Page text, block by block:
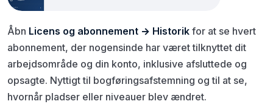
Åbn Licens og abonnement → Historik for at se hvert
abonnement, der nogensinde har været tilknyttet dit
arbejdsområde og din konto, inklusive afsluttede og
opsagte. Nyttigt til bogføringsafstemning og til at se,
hvornår pladser eller niveauer blev ændret.